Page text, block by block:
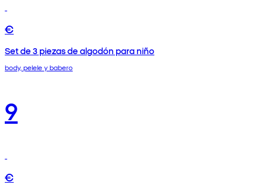
€
Set de 3 piezas de algodón para niño
body, pelele y babero
9
€